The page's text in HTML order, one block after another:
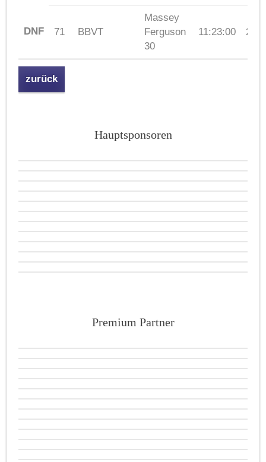
DNF 71 BBVT
Massey
Ferguson
30
11:23:00 26
zurück
Hauptsponsoren
Premium Partner